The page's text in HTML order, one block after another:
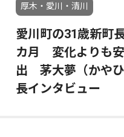
厚木・愛川・清川
愛川町の31歳新町
カ月 変化よりも
出 茅大夢（かや
長インタビュー